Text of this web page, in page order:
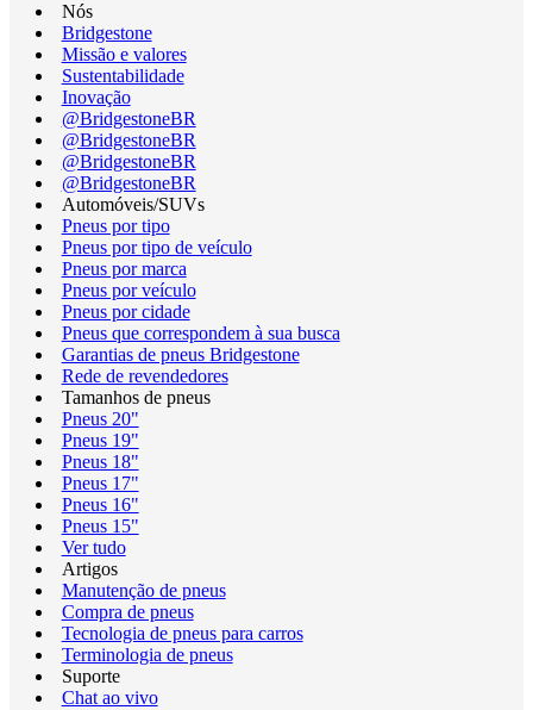
Nós
Bridgestone
Missão e valores
Sustentabilidade
Inovação
@BridgestoneBR
@BridgestoneBR
@BridgestoneBR
@BridgestoneBR
Automóveis/SUVs
Pneus por tipo
Pneus por tipo de veículo
Pneus por marca
Pneus por veículo
Pneus por cidade
Pneus que correspondem à sua busca
Garantias de pneus Bridgestone
Rede de revendedores
Tamanhos de pneus
Pneus 20"
Pneus 19"
Pneus 18"
Pneus 17"
Pneus 16"
Pneus 15"
Ver tudo
Artigos
Manutenção de pneus
Compra de pneus
Tecnologia de pneus para carros
Terminologia de pneus
Suporte
Chat ao vivo